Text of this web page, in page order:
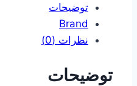
توضیحات
Brand
نظرات (0)
توضیحات